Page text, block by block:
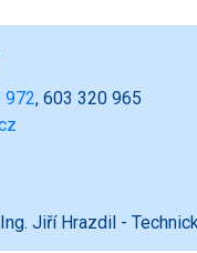
972, 603 320 965
Jiří Hrazdil -